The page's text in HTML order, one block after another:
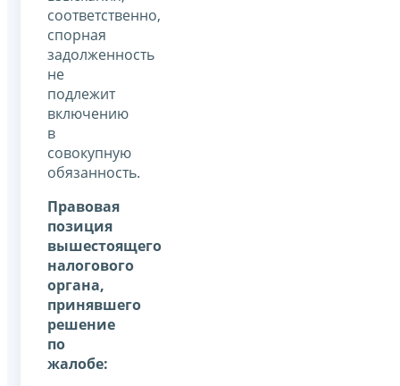
соответственно,
спорная
задолженность
не
подлежит
включению
в
совокупную
обязанность.
Правовая
позиция
вышестоящего
налогового
органа,
принявшего
решение
по
жалобе: